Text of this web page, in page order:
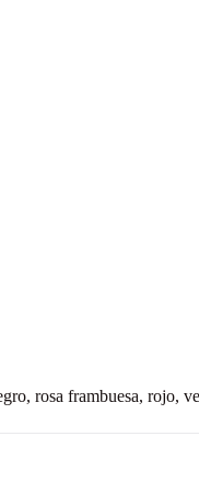
rosa frambuesa, rojo,